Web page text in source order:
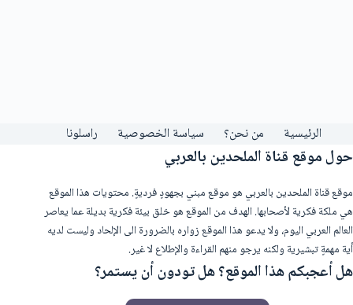
الرئيسية من نحن؟ سياسة الخصوصية راسلونا
حول موقع قناة الملحدين بالعربي
موقع قناة الملحدين بالعربي هو موقع مبني بجهودٍ فرديةٍ. محتويات هذا الموقع
هي ملكة فكرية لأصحابها. الهدف من الموقع هو خلق بيئة فكرية بديلة عما يعاصر
العالم العربي اليوم، ولا يدعو هذا الموقع زواره بالضرورة الى الإلحاد وليست لديه
أية مهمةٍ تبشيرية ولكنه يرجو منهم القراءة والإطلاع لا غير.
هل أعجبكم هذا الموقع؟ هل تودون أن يستمر؟